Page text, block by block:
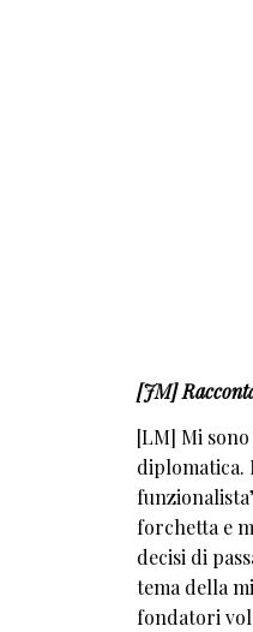
[JM]
[LM] Mi
diplomatica.
forchetta e
decisi di
tema della
fondatori